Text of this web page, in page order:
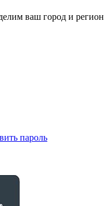
ваш город и регион
пароль